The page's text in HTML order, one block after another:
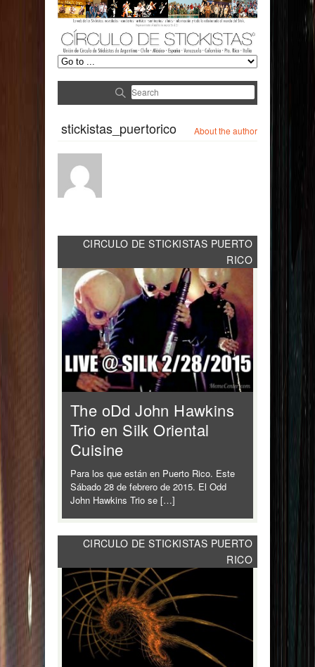
stickistas_puertorico About the author
CIRCULO DE STICKISTAS PUERTO
RICO
The oDd John Hawkins
Trio en Silk Oriental
Cuisine
Para los que están en Puerto Rico. Este
Sábado 28 de febrero de 2015. El Odd
John Hawkins Trio se […]
CIRCULO DE STICKISTAS PUERTO
RICO